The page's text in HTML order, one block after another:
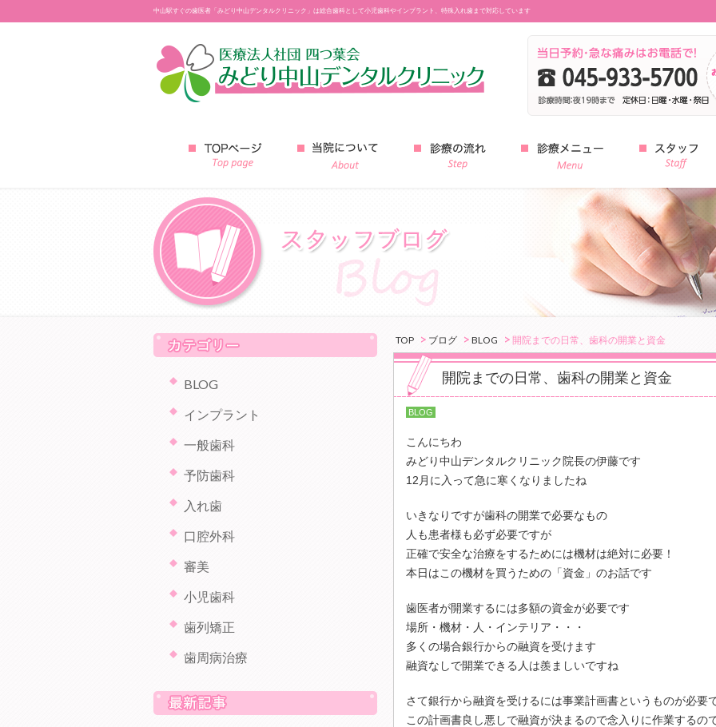
中山駅すぐの歯医者「みどり中山デンタルクリニック」は総合歯科として小児歯科やインプラント、特殊入れ歯まで対応しています
みどり中山デンタルクリニック
TOP ブログ BLOG 開院までの日常、歯科の開業と資金
開院までの日常、歯科の開業と資金
BLOG
こんにちわ
みどり中山デンタルクリニック院長の伊藤です
12月に入って急に寒くなりましたね
いきなりですが歯科の開業で必要なもの
人も患者様も必ず必要ですが
正確で安全な治療をするためには機材は絶対に必要！
本日はこの機材を買うための「資金」のお話です
歯医者が開業するには多額の資金が必要です
場所・機材・人・インテリア・・・
多くの場合銀行からの融資を受けます
融資なしで開業できる人は羨ましいですね
さて銀行から融資を受けるには事業計画書というものが必要
この計画書良し悪しで融資が決まるので念入りに作業するの
BLOG
インプラント
一般歯科
予防歯科
入れ歯
口腔外科
審美
小児歯科
歯列矯正
歯周病治療
img src="/images/sp/contents/